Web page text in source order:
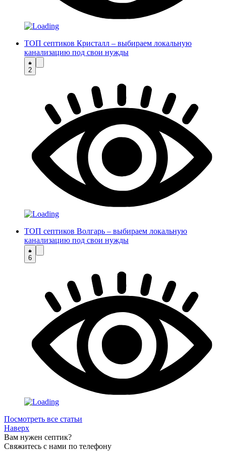
ТОП септиков Кристалл – выбираем локальную
канализацию под свои нужды
2
ТОП септиков Волгарь – выбираем локальную
канализацию под свои нужды
6
Посмотреть все статьи
Наверх
Вам нужен септик?
Свяжитесь с нами по телефону